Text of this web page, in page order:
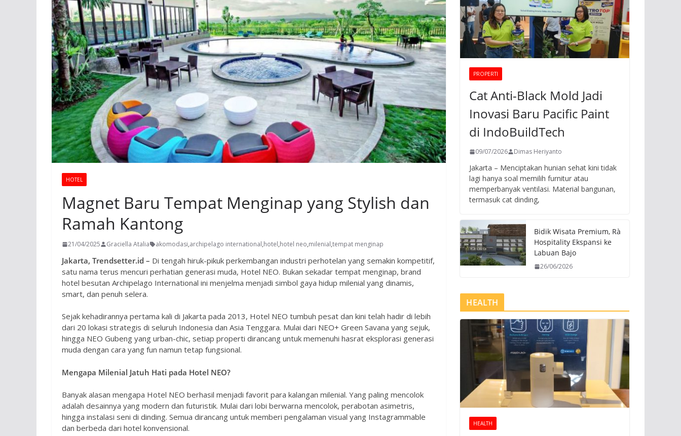
HOTEL
Magnet Baru Tempat Menginap yang Stylish dan
Ramah Kantong
21/04/2025 Graciella Atalia akomodasi,archipelago international,hotel,hotel neo,milenial,tempat menginap
Jakarta, Trendsetter.id – Di tengah hiruk-pikuk perkembangan industri perhotelan yang semakin kompetitif,
satu nama terus mencuri perhatian generasi muda, Hotel NEO. Bukan sekadar tempat menginap, brand
hotel besutan Archipelago International ini menjelma menjadi simbol gaya hidup milenial yang dinamis,
smart, dan penuh selera.
Sejak kehadirannya pertama kali di Jakarta pada 2013, Hotel NEO tumbuh pesat dan kini telah hadir di lebih
dari 20 lokasi strategis di seluruh Indonesia dan Asia Tenggara. Mulai dari NEO+ Green Savana yang sejuk,
hingga NEO Gubeng yang urban-chic, setiap properti dirancang untuk memenuhi hasrat eksplorasi generasi
muda dengan cara yang fun namun tetap fungsional.
Mengapa Milenial Jatuh Hati pada Hotel NEO?
Banyak alasan mengapa Hotel NEO berhasil menjadi favorit para kalangan milenial. Yang paling mencolok
adalah desainnya yang modern dan futuristik. Mulai dari lobi berwarna mencolok, perabotan asimetris,
hingga instalasi seni di dinding. Semua dirancang untuk memberi pengalaman visual yang Instagrammable
dan berbeda dari hotel konvensional.
PROPERTI
Cat Anti-Black Mold Jadi
Inovasi Baru Pacific Paint
di IndoBuildTech
09/07/2026 Dimas Heriyanto
Jakarta – Menciptakan hunian sehat kini tidak
lagi hanya soal memilih furnitur atau
memperbanyak ventilasi. Material bangunan,
termasuk cat dinding,
Bidik Wisata Premium, Rà
Hospitality Ekspansi ke
Labuan Bajo
26/06/2026
HEALTH
HEALTH